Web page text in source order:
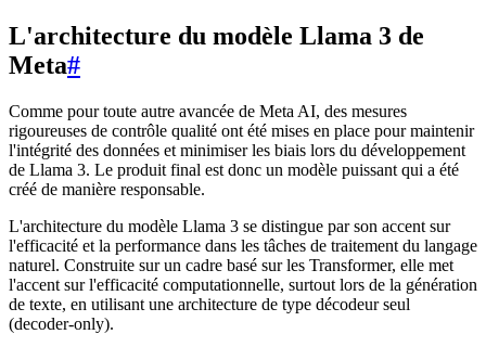
L'architecture du modèle Llama 3 de
Meta#
Comme pour toute autre avancée de Meta AI, des mesures
rigoureuses de contrôle qualité ont été mises en place pour maintenir
l'intégrité des données et minimiser les biais lors du développement
de Llama 3. Le produit final est donc un modèle puissant qui a été
créé de manière responsable.
L'architecture du modèle Llama 3 se distingue par son accent sur
l'efficacité et la performance dans les tâches de traitement du langage
naturel. Construite sur un cadre basé sur les Transformer, elle met
l'accent sur l'efficacité computationnelle, surtout lors de la génération
de texte, en utilisant une architecture de type décodeur seul
(decoder-only).